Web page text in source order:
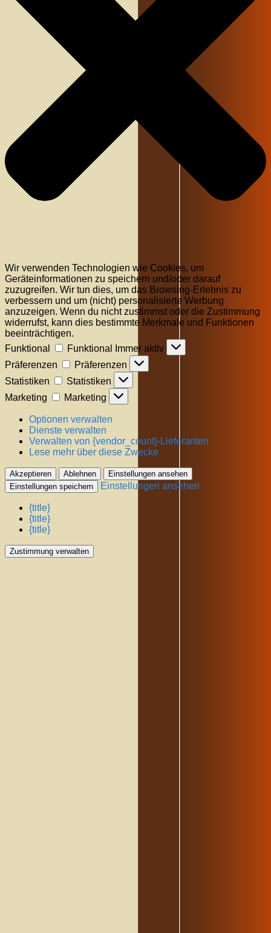
Wir verwenden Technologien wie Cookies, um
Geräteinformationen zu speichern und/oder darauf
zuzugreifen. Wir tun dies, um das Browsing-Erlebnis zu
verbessern und um (nicht) personalisierte Werbung
anzuzeigen. Wenn du nicht zustimmst oder die Zustimmung
widerrufst, kann dies bestimmte Merkmale und Funktionen
beeinträchtigen.
Funktional
Funktional
Immer aktiv
Präferenzen
Präferenzen
Statistiken
Statistiken
Marketing
Marketing
Optionen verwalten
Dienste verwalten
Verwalten von {vendor_count}-Lieferanten
Lese mehr über diese Zwecke
Akzeptieren Ablehnen
Einstellungen ansehen
Einstellungen speichern
Einstellungen ansehen
{title}
{title}
{title}
Zustimmung verwalten